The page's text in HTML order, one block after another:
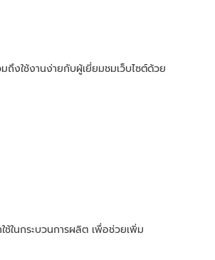
ถึงใช้งานง่ายกับผู้เยี่ยมชมเว็บไซต์ด้วย
ในกระบวนการผลิต เพื่อช่วยเพิ่ม